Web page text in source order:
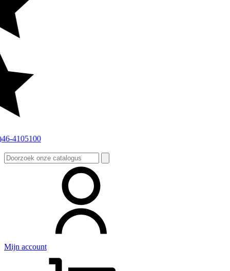
Zoeken
naar:
Mijn account